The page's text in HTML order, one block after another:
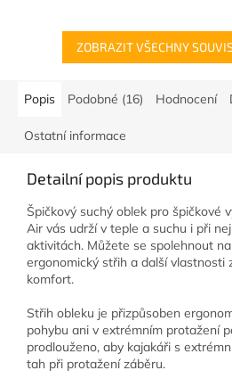
ZOBRAZIT VŠECHNY
Popis Podobné (16) Hodnocení
Ostatní informace
Detailní popis produktu
Špičkový suchý oblek pro špičkové
Air vás udrží v teple a suchu i při
aktivitách. Můžete se spolehnout
ergonomický střih a další vlastnosti
komfort.
Střih obleku je přizpůsoben
pohybu ani v extrémním protažení
prodlouženo, aby kajakáři s
tah při protažení záběru.